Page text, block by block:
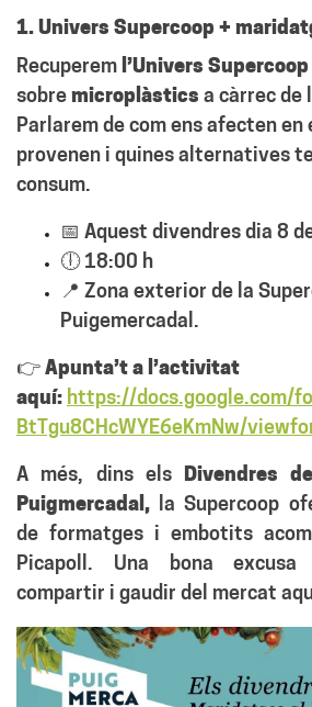
1. Univers Supercoop +
Recuperem l’Univers Supercoop
sobre microplàstics a càrrec de
Parlarem de com ens afecten en
provenen i quines alternatives
consum.
📅 Aquest divendres dia 8
🕕 18:00 h
📍 Zona exterior de la
Puigemercadal.
👉 Apunta’t a l’activitat
aquí: https://docs.google.com/
BtTgu8CHcWYE6eKmNw/
A més, dins els Divendres
Puigmercadal, la Supercoop
de formatges i embotits
Picapoll. Una bona excusa
compartir i gaudir del mercat